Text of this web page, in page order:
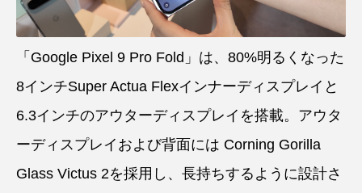
「Google Pixel 9 Pro Fold」は、80%明るくなった
8インチSuper Actua Flexインナーディスプレイと
6.3インチのアウターディスプレイを搭載。アウタ
ーディスプレイおよび背面には Corning Gorilla
Glass Victus 2を採用し、長持ちするように設計さ